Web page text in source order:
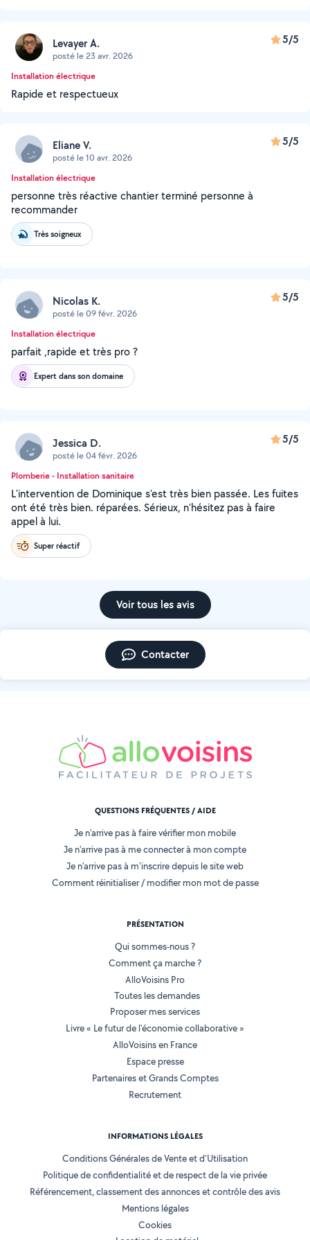
Levayer A.
posté le 23 avr. 2026
5/5
Installation électrique
Rapide et respectueux
Eliane V.
posté le 10 avr. 2026
5/5
Installation électrique
personne très réactive chantier terminé personne à
recommander
Très soigneux
Nicolas K.
posté le 09 févr. 2026
5/5
Installation électrique
parfait ,rapide et très pro ?
Expert dans son domaine
Jessica D.
posté le 04 févr. 2026
5/5
Plomberie - Installation sanitaire
L'intervention de Dominique s'est très bien passée. Les fuites
ont été très bien. réparées. Sérieux, n'hésitez pas à faire
appel à lui.
Super réactif
Voir tous les avis
Contacter
QUESTIONS FRÉQUENTES / AIDE
Je n'arrive pas à faire vérifier mon mobile
Je n'arrive pas à me connecter à mon compte
Je n'arrive pas à m'inscrire depuis le site web
Comment réinitialiser / modifier mon mot de passe
PRÉSENTATION
Qui sommes-nous ?
Comment ça marche ?
AlloVoisins Pro
Toutes les demandes
Proposer mes services
Livre « Le futur de l'économie collaborative »
AlloVoisins en France
Espace presse
Partenaires et Grands Comptes
Recrutement
INFORMATIONS LÉGALES
Conditions Générales de Vente et d'Utilisation
Politique de confidentialité et de respect de la vie privée
Référencement, classement des annonces et contrôle des avis
Mentions légales
Cookies